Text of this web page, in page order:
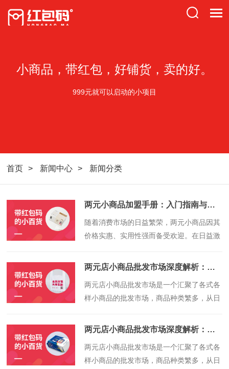
小商品，带红包，好铺货，卖的好。
999元就可以启动的小项目
首页 新闻中心 新闻分类
两元小商品加盟手册：入门指南与批发渠道解析
​随着消费市场的日益繁荣，两元小商品因其
价格实惠、实用性强而备受欢迎。在日益激
已经成为众多创业者的优选项目。本篇文章
开，为您提供详细的入门指南及批发渠道解
析，希望为您在创业之路上提供宝贵的参考
两元店小商品批发市场深度解析：如何挑选优质商品
​两元店小商品批发市场是一个汇聚了各式各
样小商品的批发市场，商品种类繁多，从日
争激烈的市场中，如何挑选出优质的商品，
将通过深度解析两元店小商品批发市场的特
点，以及如何从多个维度挑选优质商品，为
两元店小商品批发市场深度解析：如何挑选优质商品
​两元店小商品批发市场是一个汇聚了各式各
样小商品的批发市场，商品种类繁多，从日